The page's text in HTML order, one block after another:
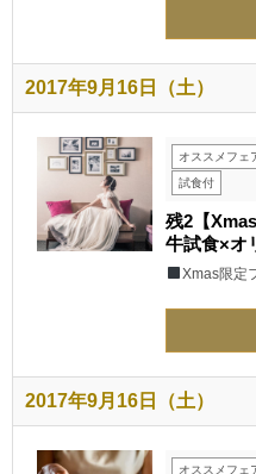
2017年9月16日（土）
オススメフェ
試食付
残2【
牛試食×オ
Xmas限定
2017年9月16日（土）
オススメフェ